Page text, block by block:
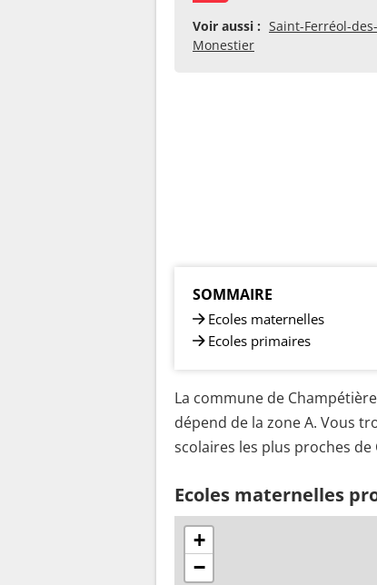
Voir aussi : Saint-Ferréol-
Monestier
SOMMAIRE
Ecoles maternelles
Ecoles primaires
La commune de
dépend de la zone A. Vous
scolaires les plus proches de
Ecoles maternelles
+
−